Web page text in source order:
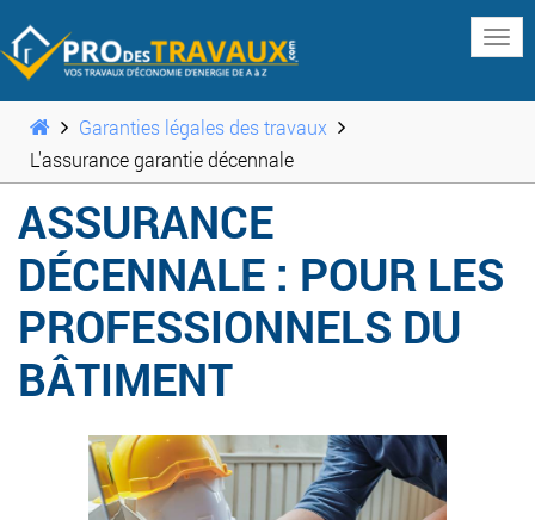
Garanties légales des travaux
L'assurance garantie décennale
ASSURANCE
DÉCENNALE : POUR LES
PROFESSIONNELS DU
BÂTIMENT